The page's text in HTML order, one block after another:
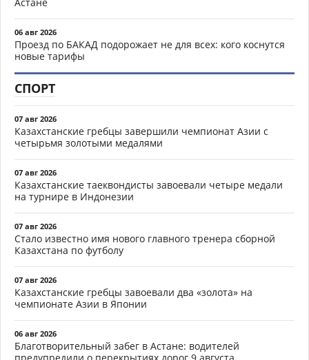
06 авг 2026
Проезд по БАКАД подорожает не для всех: кого коснутся
новые тарифы
СПОРТ
07 авг 2026
Казахстанские гребцы завершили чемпионат Азии с
четырьмя золотыми медалями
07 авг 2026
Казахстанские таеквондисты завоевали четыре медали
на турнире в Индонезии
07 авг 2026
Стало известно имя нового главного тренера сборной
Казахстана по футболу
07 авг 2026
Казахстанские гребцы завоевали два «золота» на
чемпионате Азии в Японии
06 авг 2026
Благотворительный забег в Астане: водителей
предупредили о перекрытиях дорог 9 августа